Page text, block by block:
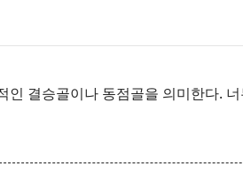
인 결승골이나 동점골을 의미한다.